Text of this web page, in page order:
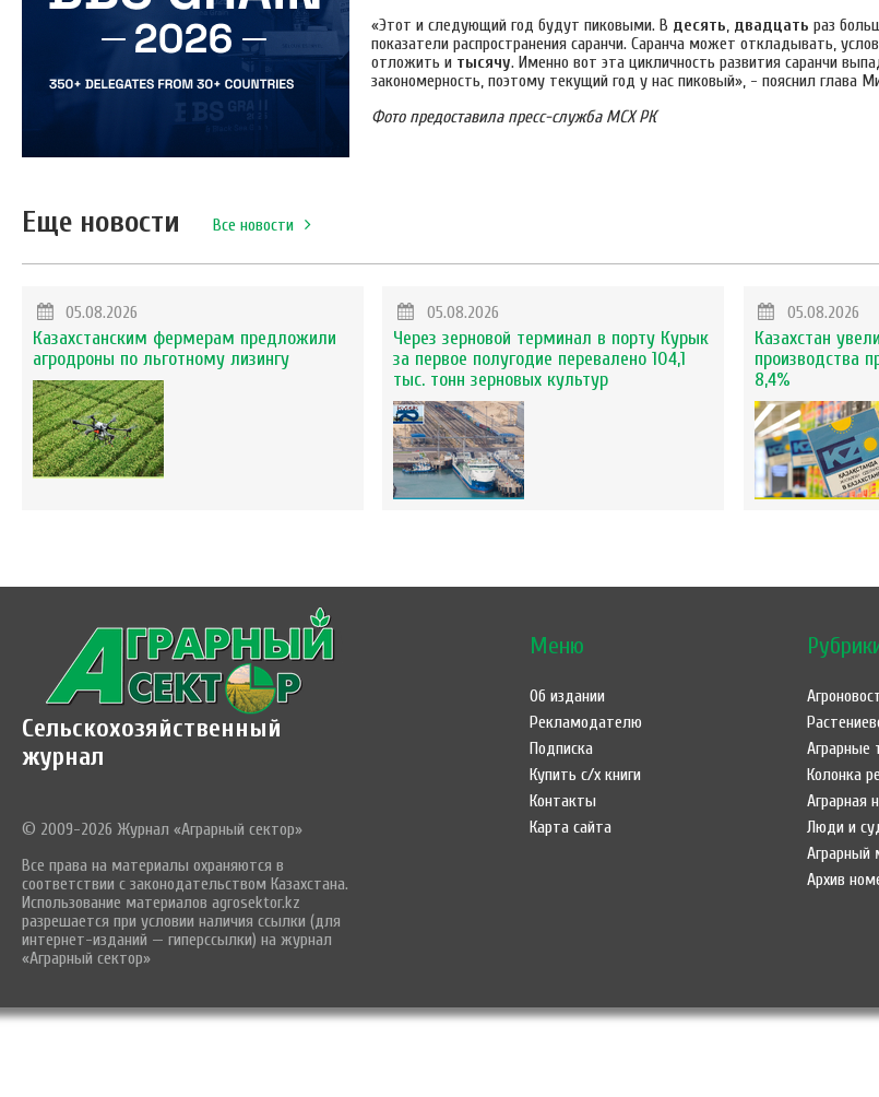
«Этот и следующий год будут пиковыми. В десять, двадцать раз
показатели распространения саранчи. Саранча может откладывать,
отложить и тысячу. Именно вот эта цикличность развития саранчи
закономерность, поэтому текущий год у нас пиковый», - пояснил глава
Фото предоставила пресс-служба МСХ РК
Еще новости Все новости
05.08.2026
Казахстанским фермерам предложили
агродроны по льготному лизингу
05.08.2026
Через зерновой терминал в порту Курык
за первое полугодие перевалено 104,1
тыс. тонн зерновых культур
05.08.2026
Казахстан
производства
8,4%
Сельскохозяйственный
журнал
© 2009-2026 Журнал «Аграрный сектор»
Все права на материалы охраняются в
соответствии с законодательством Казахстана.
Использование материалов agrosektor.kz
разрешается при условии наличия ссылки (для
интернет-изданий — гиперссылки) на журнал
«Аграрный сектор»
Меню
Об издании
Рекламодателю
Подписка
Купить с/х книги
Контакты
Карта сайта
Аграрные
Колонка
Аграрная
Люди и
Аграрный
Архив